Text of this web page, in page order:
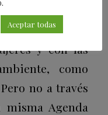
todos estamos
con las
y con las
como
no a través
Agenda
Aceptar todas